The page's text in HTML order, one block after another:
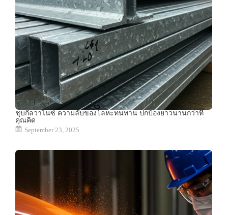
ชุบกัลวาไนซ์ ความลับของโลหะทนทาน ปกป้องยาวนานกว่าที่
คุณคิด
September 23, 2025